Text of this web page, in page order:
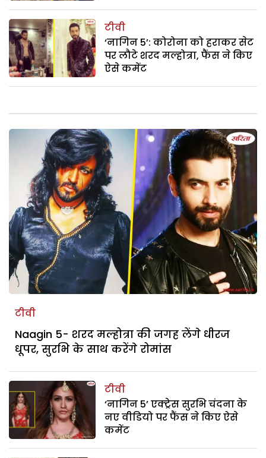
टीवी
‘नागिन 5’: कोरोना को हराकर सेट
पर लौटे शरद मल्होत्रा, फैंस ने किए
ऐसे कमेंट
टीवी
Naagin 5- शरद मल्होत्रा की जगह लेंगे धीरज
धूपर, सुरभि के साथ करेंगे रोमांस
टीवी
‘नागिन 5’ एक्ट्रेस सुरभि चंदना के
नए वीडियो पर फैंस ने किए ऐसे
कमेंट